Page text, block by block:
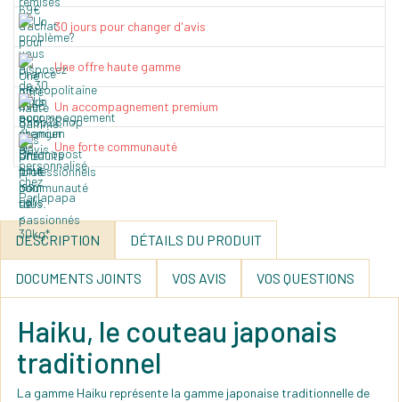
30 jours pour changer d'avis
Une offre haute gamme
Un accompagnement premium
Une forte communauté
DESCRIPTION DÉTAILS DU PRODUIT
DOCUMENTS JOINTS VOS AVIS VOS QUESTIONS
Haiku, le couteau japonais
traditionnel
La gamme Haiku représente la gamme japonaise traditionnelle de